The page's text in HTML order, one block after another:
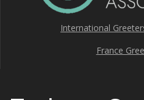
International
France